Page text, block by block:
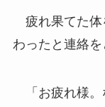
疲れ果てた体
わったと連絡を
「お疲れ様。